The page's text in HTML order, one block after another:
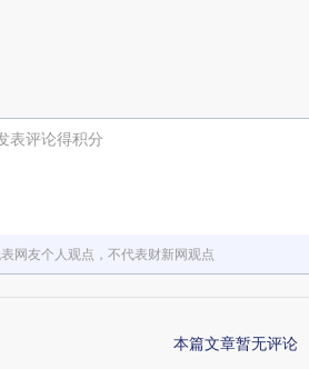
表评论得积分
网友个人观点，不代表财新网观点
本篇文章暂无评论